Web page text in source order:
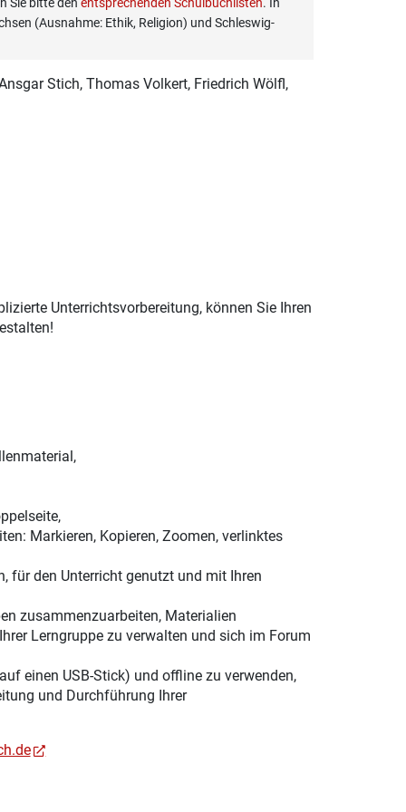
(Ausnahme: Ethik, Religion) und Schleswig-
Stich, Thomas Volkert, Friedrich Wölfl,
Unterrichtsvorbereitung, können Sie Ihren
Markieren, Kopieren, Zoomen, verlinktes
für den Unterricht genutzt und mit Ihren
zusammenzuarbeiten, Materialien
Lerngruppe zu verwalten und sich im Forum
einen USB-Stick) und offline zu verwenden,
und Durchführung Ihrer